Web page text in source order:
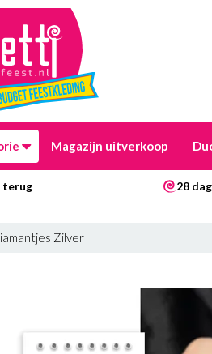
Magazijn uitverkoop
terug 28
Zilver